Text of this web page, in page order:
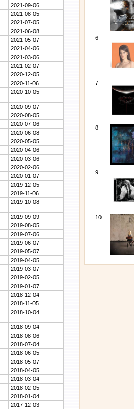
2021-09-06
2021-08-05
2021-07-05
2021-06-08
2021-05-07
2021-04-06
2021-03-06
2021-02-07
2020-12-05
2020-11-06
2020-10-05
2020-09-07
2020-08-05
2020-07-06
2020-06-08
2020-05-05
2020-04-06
2020-03-06
2020-02-06
2020-01-07
2019-12-05
2019-11-06
2019-10-08
2019-09-09
2019-08-05
2019-07-06
2019-06-07
2019-05-07
2019-04-05
2019-03-07
2019-02-05
2019-01-07
2018-12-04
2018-11-05
2018-10-04
2018-09-04
2018-08-06
2018-07-04
2018-06-05
2018-05-07
2018-04-05
2018-03-04
2018-02-05
2018-01-04
2017-12-03
6
7
8
9
10